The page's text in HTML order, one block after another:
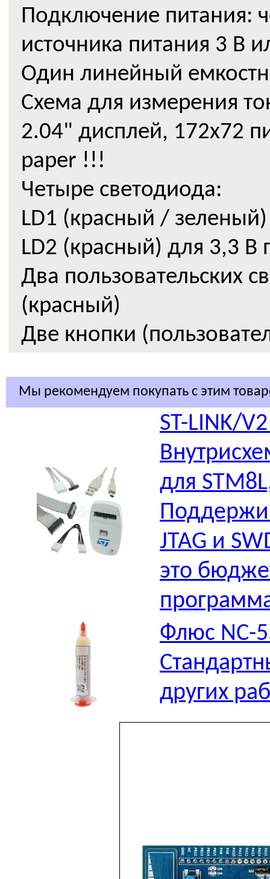
Подключение питания:
источника питания 3 В
Один линейный
Схема для измерения
2.04" дисплей, 172x72
paper !!!
Четыре светодиода:
LD1 (красный /
LD2 (красный) для 3,3 В
Два пользовательских
(красный)
Две кнопки
Мы рекомендуем покупать с этим
ST-LINK/
для
JTAG и
это
Флюс NC-
других